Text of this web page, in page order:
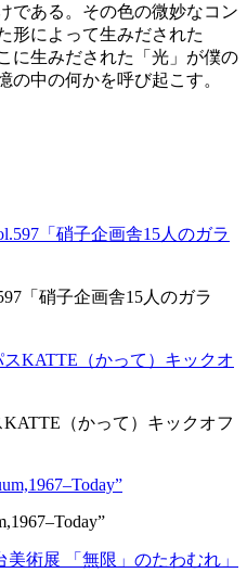
である。その色の微妙なコン
形によって生みだされた
に生みだされた「光」が僕の
の中の何かを呼び起こす。
「硝子企画舎15人のガラ
（かって）キックオフ